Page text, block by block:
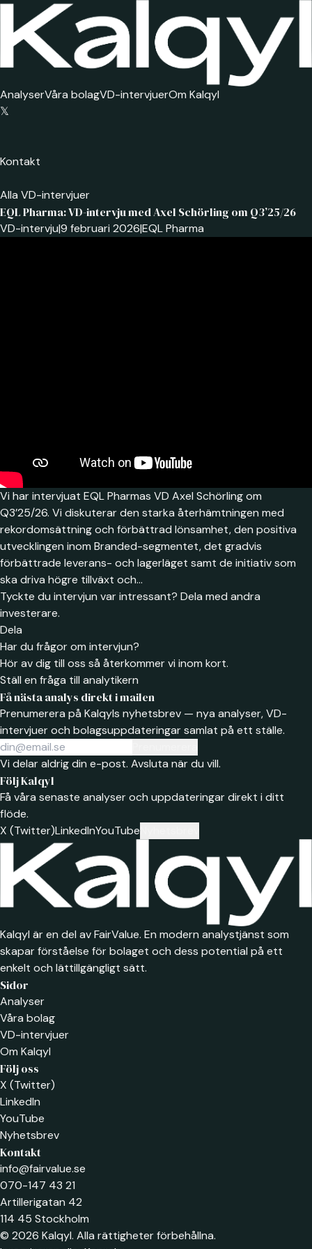
AnalyserVåra bolagVD-intervjuerOm Kalqyl
𝕏
Kontakt
Alla VD-intervjuer
EQL Pharma: VD-intervju med Axel Schörling om Q3’25/26
VD-intervju|9 februari 2026|EQL Pharma
Vi har intervjuat EQL Pharmas VD Axel Schörling om
Q3’25/26. Vi diskuterar den starka återhämtningen med
rekordomsättning och förbättrad lönsamhet, den positiva
utvecklingen inom Branded-segmentet, det gradvis
förbättrade leverans- och lagerläget samt de initiativ som
ska driva högre tillväxt och…
Tyckte du intervjun var intressant? Dela med andra
investerare.
Dela
Har du frågor om intervjun?
Hör av dig till oss så återkommer vi inom kort.
Ställ en fråga till analytikern
Få nästa analys direkt i mailen
Prenumerera på Kalqyls nyhetsbrev — nya analyser, VD-
intervjuer och bolagsuppdateringar samlat på ett ställe.
Vi delar aldrig din e-post. Avsluta när du vill.
Följ Kalqyl
Få våra senaste analyser och uppdateringar direkt i ditt
flöde.
X (Twitter)LinkedInYouTube
Kalqyl är en del av FairValue. En modern analystjänst som
skapar förståelse för bolaget och dess potential på ett
enkelt och lättillgängligt sätt.
Sidor
Analyser
Våra bolag
VD-intervjuer
Om Kalqyl
Följ oss
X (Twitter)
LinkedIn
YouTube
Nyhetsbrev
Kontakt
info@fairvalue.se
070-147 43 21
Artillerigatan 42
114 45 Stockholm
© 2026 Kalqyl. Alla rättigheter förbehållna.